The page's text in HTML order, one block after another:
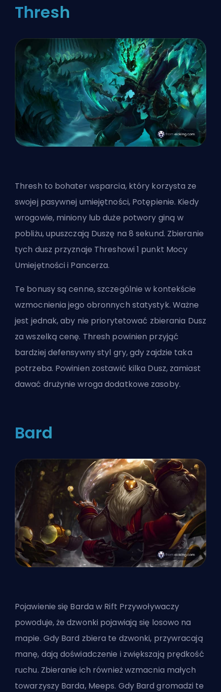
Thresh
Thresh to bohater wsparcia, który korzysta ze
swojej pasywnej umiejętności, Potępienie. Kiedy
wrogowie, miniony lub duże potwory giną w
pobliżu, upuszczają Duszę na 8 sekund. Zbieranie
tych dusz przyznaje Threshowi 1 punkt Mocy
Umiejętności i Pancerza.
Te bonusy są cenne, szczególnie w kontekście
wzmocnienia jego obronnych statystyk. Ważne
jest jednak, aby nie priorytetować zbierania Dusz
za wszelką cenę. Thresh powinien przyjąć
bardziej defensywny styl gry, gdy zajdzie taka
potrzeba. Powinien zostawić kilka Dusz, zamiast
dawać drużynie wroga dodatkowe zasoby.
Bard
Pojawienie się Barda w Rift Przywoływaczy
powoduje, że dzwonki pojawiają się losowo na
mapie. Gdy Bard zbiera te dzwonki, przywracają
manę, dają doświadczenie i zwiększają prędkość
ruchu. Zbieranie ich również wzmacnia małych
towarzyszy Barda, Meeps. Gdy Bard gromadzi te